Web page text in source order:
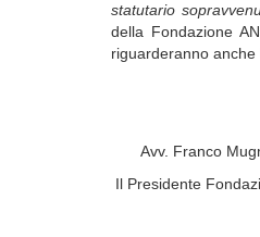
statutario
della Fondazione
riguarderanno anche
Avv.
Il